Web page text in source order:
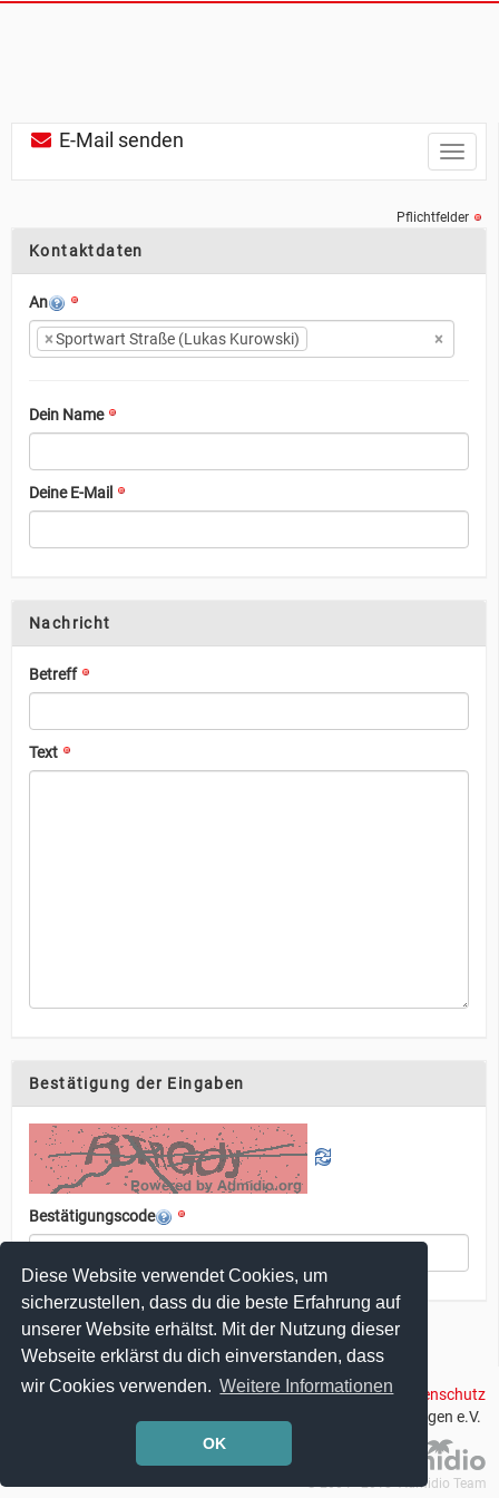
Diese Website verwendet Cookies, um
sicherzustellen, dass du die beste Erfahrung auf
unserer Website erhältst. Mit der Nutzung dieser
Webseite erklärst du dich einverstanden, dass
wir Cookies verwenden. Weitere Informationen
OK
Toggle
E-Mail senden
Pflichtfelder
Kontaktdaten
An
×
×Sportwart Straße (Lukas Kurowski)
Dein Name
Deine E-Mail
Nachricht
Betreff
Text
Bestätigung der Eingaben
Bestätigungscode
Impressum|
Datenschutz
© 2018 Velo Solingen e.V.
© 2004 - 2018 Admidio Team